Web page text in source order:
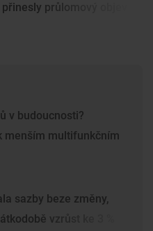
průlomový objev
v budoucnosti?
menším multifunkčním
sazby beze změny,
vzrůst ke 3 %